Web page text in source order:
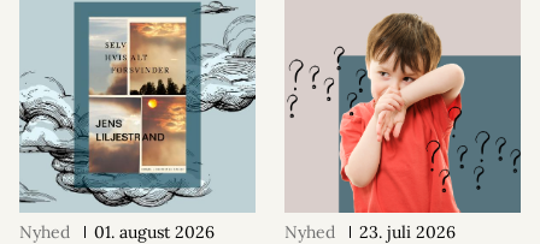
Nyhed 01. august 2026 Nyhed 23. juli 2026